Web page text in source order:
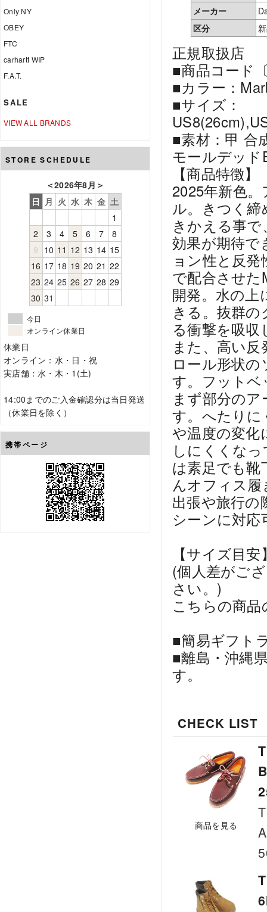
Only NY
OBEY
FTC
carhartt WIP
F.A.T.
SALE
VIEW ALL BRANDS
STORE SCHEDULE
＜2026年8月 ＞
日 月 火 水 木 金 土
1
2
3 4 5 6 7
8
9 10 11 12 13 14 15
16 17 18 19 20 21 22
23 24 25 26 27 28 29
30 31
今日
オンライン休業日
休業日
オンライン：水・日・祝
実店舗：水・木・1(土)
14:00までのご入金確認分は当日発送
（休業日を除く）
携帯ページ
メーカー
区分
正規取扱店
■商品コード
■カラー：
■サイズ：
■素材：甲 合
モールデッド
【商品特徴】
2025年新色
ル。きつく
きかえる事
効果が期待で
ョン性と反
で配合させ
開発。水の
きる。抜群
る衝撃を吸
また、高い
ロール形状
す。フットベ
まず部分の
す。へたりに
や温度の変化
しにくくな
は素足でも
んオフィス
出張や旅行
シーンに対応
【サイズ目安
(個人差がご
さい。)
こちらの商品
■簡易ギフト
■離島・沖縄
す。
CHECK LIST
商品を見る